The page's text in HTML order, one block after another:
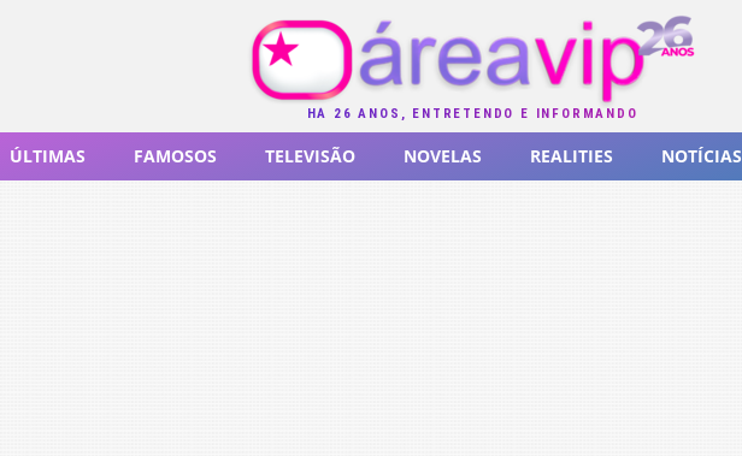
HÁ 26 ANOS, ENTRETENDO E INFORMANDO
ÚLTIMAS FAMOSOS TELEVISÃO NOVELAS REALITIES NOTÍCIAS